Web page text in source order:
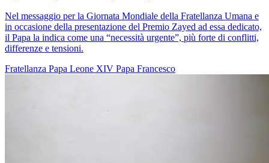
Nel messaggio per la Giornata Mondiale della Fratellanza Umana e
in occasione della presentazione del Premio Zayed ad essa dedicato,
il Papa la indica come una “necessità urgente”, più forte di conflitti,
differenze e tensioni.
Fratellanza Papa Leone XIV Papa Francesco